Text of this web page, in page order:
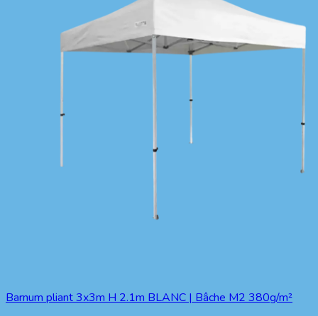
Barnum pliant 3x3m H 2.1m BLANC | Bâche M2 380g/m²